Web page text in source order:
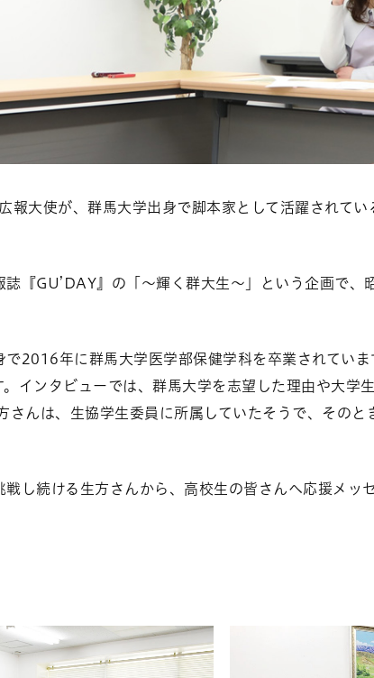
大使が、群馬大学出身で脚本家として活躍されてい
『GU’DAY』の「～輝く群大生～」という企画で、
で2016年に群馬大学医学部保健学科を卒業されてい
インタビューでは、群馬大学を志望した理由や大学
さんは、生協学生委員に所属していたそうで、その
し続ける生方さんから、高校生の皆さんへ応援メッ